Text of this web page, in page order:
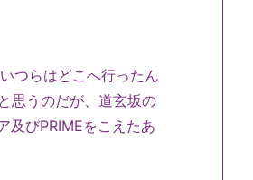
つらはどこへ行ったん
思うのだが、道玄坂の
及びPRIMEをこえたあ